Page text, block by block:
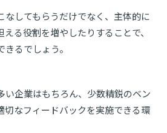
なしてもらうだけでなく、主体的に
る役割を増やしたりすることで、
るでしょう。
い企業はもちろん、少数精鋭のベン
切なフィードバックを実施できる環